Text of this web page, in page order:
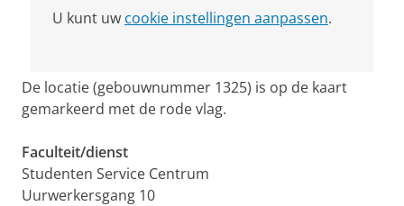
U kunt uw cookie instellingen aanpassen.
De locatie (gebouwnummer 1325) is op de kaart
gemarkeerd met de rode vlag.
Faculteit/dienst
Studenten Service Centrum
Uurwerkersgang 10